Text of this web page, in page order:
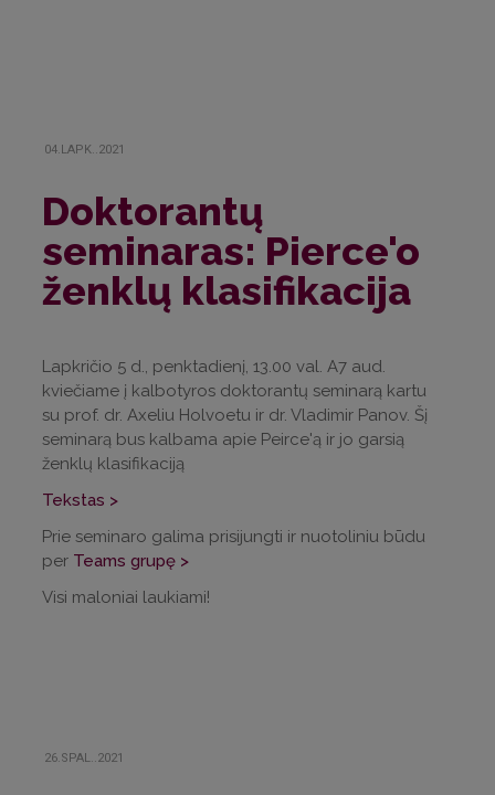
04.LAPK..2021
Doktorantų
seminaras: Pierce'o
ženklų klasifikacija
Lapkričio 5 d., penktadienį, 13.00 val. A7 aud.
kviečiame į kalbotyros doktorantų seminarą kartu
su prof. dr. Axeliu Holvoetu ir dr. Vladimir Panov. Šį
seminarą bus kalbama apie Peirce'ą ir jo garsią
ženklų klasifikaciją
Tekstas >
Prie seminaro galima prisijungti ir nuotoliniu būdu
per Teams grupę >
Visi maloniai laukiami!
26.SPAL..2021